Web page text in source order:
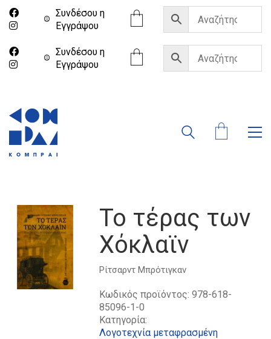
Συνδέσου η
Eγγράψου
Συνδέσου η
Eγγράψου
Το τέρας των
Χόκλαϊν
Ρίτσαρντ Μπρότιγκαν
Κωδικός προϊόντος:978-618-
85096-1-0
Κατηγορία:
Λογοτεχνία μεταφρασμένη